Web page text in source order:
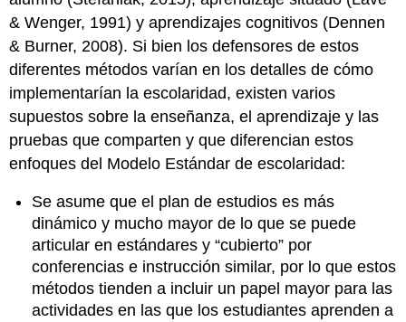
& Wenger, 1991) y aprendizajes cognitivos (Dennen
& Burner, 2008). Si bien los defensores de estos
diferentes métodos varían en los detalles de cómo
implementarían la escolaridad, existen varios
supuestos sobre la enseñanza, el aprendizaje y las
pruebas que comparten y que diferencian estos
enfoques del Modelo Estándar de escolaridad:
Se asume que el plan de estudios es más
dinámico y mucho mayor de lo que se puede
articular en estándares y “cubierto” por
conferencias e instrucción similar, por lo que estos
métodos tienden a incluir un papel mayor para las
actividades en las que los estudiantes aprenden a